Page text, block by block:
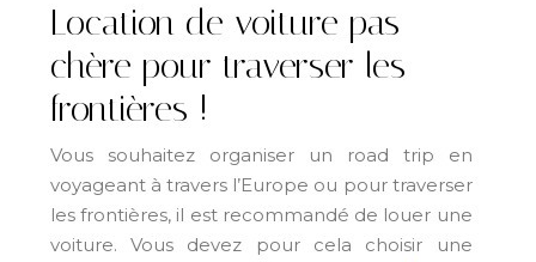
Location de voiture pas
chère pour traverser les
frontières !
Vous souhaitez organiser un road trip en
voyageant à travers l’Europe ou pour traverser
les frontières, il est recommandé de louer une
voiture. Vous devez pour cela choisir une